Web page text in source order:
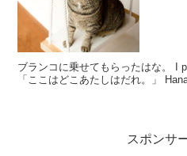
ブランコに乗せてもらったはな。 I put
「ここはどこあたしはだれ。」
スポンサ